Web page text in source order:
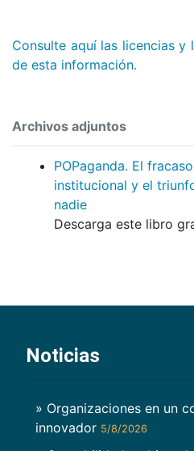
Consulte aquí las licencias y
de esta información.
Archivos adjuntos
POPaganda. El fracaso
institucional y el
nadie
Descarga este libro
Noticias
» Organizaciones en un
innovador 5/8/2026